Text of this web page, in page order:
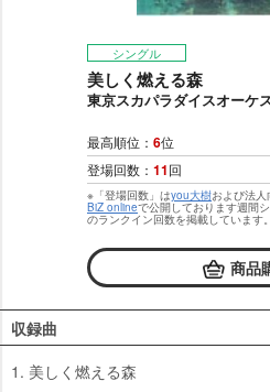
シングル
美しく燃える森
東京スカパラダイスオーケ
最高順位： 6位
登場回数： 11回
※「登場回数」はyou大樹および法人
BiZ onlineで公開しております週間
のランクイン回数を掲載しています。
商品
収録曲
1. 美しく燃える森